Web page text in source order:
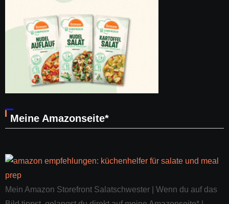
Meine Amazonseite*
Mein Amazon Storefront Salatschwester | Wenn du auf das